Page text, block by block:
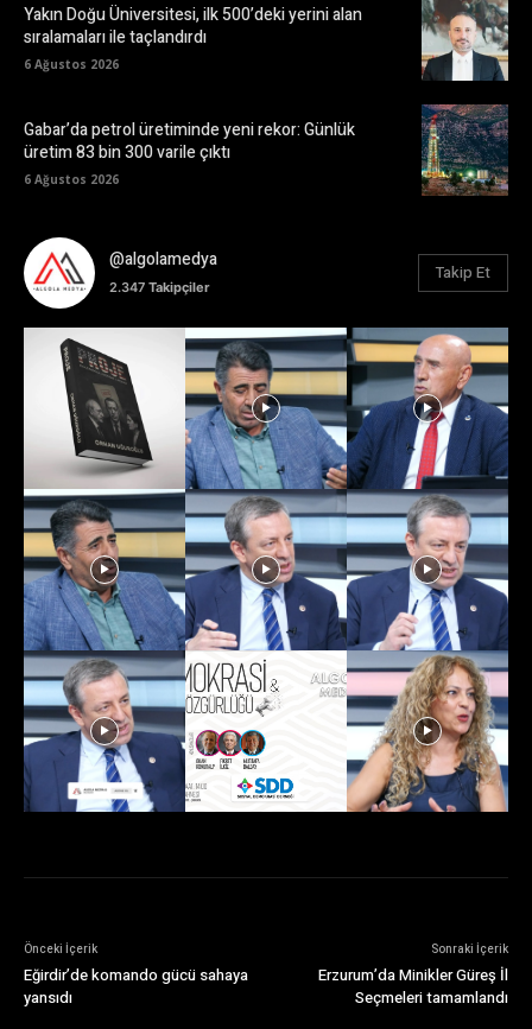
Yakın Doğu Üniversitesi, ilk 500’deki yerini alan
sıralamaları ile taçlandırdı
6 Ağustos 2026
Gabar’da petrol üretiminde yeni rekor: Günlük
üretim 83 bin 300 varile çıktı
6 Ağustos 2026
@algolamedya
2.347 Takipçiler
Takip Et
Önceki İçerik
Eğirdir’de komando gücü sahaya
yansıdı
Sonraki İçerik
Erzurum’da Minikler Güreş İl
Seçmeleri tamamlandı